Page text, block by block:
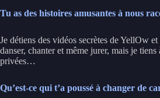
Tu as des histoires amusantes à nous
Je détiens des vidéos secrètes de YellOw
danser, chanter et même jurer, mais je
privées…
Qu’est-ce qui t’a poussé à changer de